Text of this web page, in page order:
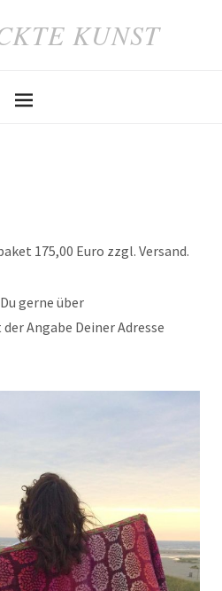
KUNST
175,00 Euro zzgl. Versand.
gerne über
Angabe Deiner Adresse